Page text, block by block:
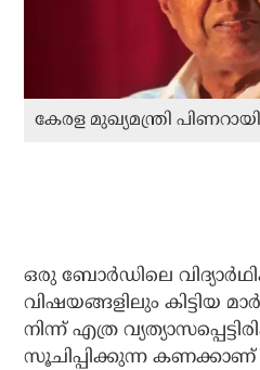
കേരള മുഖ്യമന്ത്രി
ഒരു ബോർഡിലെ
വിഷയങ്ങളിലും കിട്ടിയ
നിന്ന് എത്ര
സൂചിപ്പിക്കുന്ന കണക്കാണ്